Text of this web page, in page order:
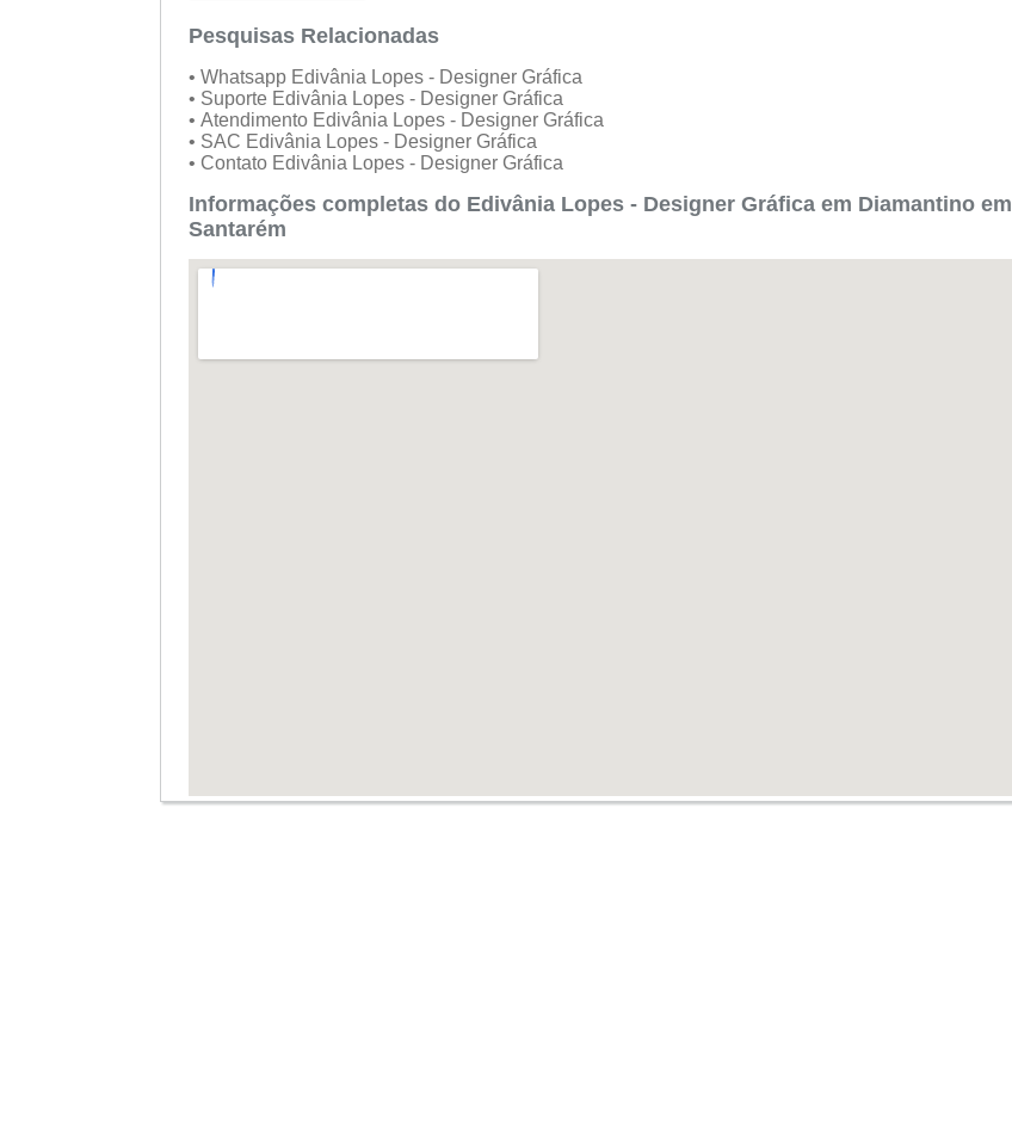
Pesquisas Relacionadas
• Whatsapp Edivânia Lopes - Designer Gráfica
• Suporte Edivânia Lopes - Designer Gráfica
• Atendimento Edivânia Lopes - Designer Gráfica
• SAC Edivânia Lopes - Designer Gráfica
• Contato Edivânia Lopes - Designer Gráfica
Informações completas do Edivânia Lopes - Designer Gráfica em Diamantino em
Santarém